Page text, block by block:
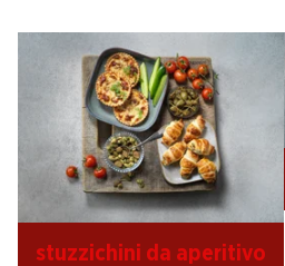
stuzzichini da aperitivo